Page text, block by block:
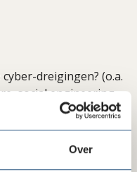
Over
dreigingen? (o.a.
social engineering,
testen? (o.a.:
red teaming of